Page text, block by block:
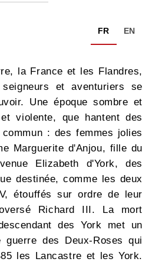
FR EN
la France et les Flandres,
et aventuriers se
Une époque sombre et
violente, que hantent des
: des femmes jolies
Marguerite d'Anjou, fille du
Elizabeth d'York, des
destinée, comme les deux
étouffés sur ordre de leur
Richard III. La mort
des York met un
des Deux-Roses qui
les Lancastre et les York.